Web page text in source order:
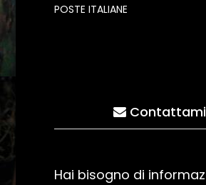
POSTE ITALIANE
Contattami
Hai bisogno di